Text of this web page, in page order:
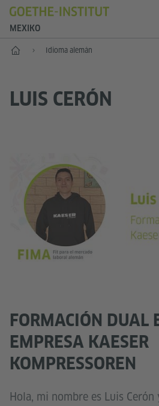
MEXIKO
Inicio Idioma alemán
LUIS CERÓN
FORMACIÓN DUAL
EMPRESA KAESER
KOMPRESSOREN
Hola, mi nombre es Luis